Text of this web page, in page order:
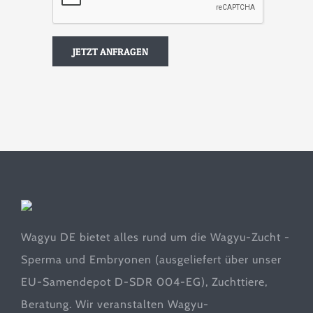
Wagyu DE bietet alles rund um die Wagyu-Zucht -
Sperma und Embryonen (ausgeliefert über unser
EU-Samendepot D-SDR 004-EG), Zuchttiere,
Beratung. Wir veranstalten Wagyu-